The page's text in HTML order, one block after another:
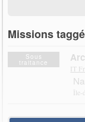
Missions
Sous
traitance
IT
Île-